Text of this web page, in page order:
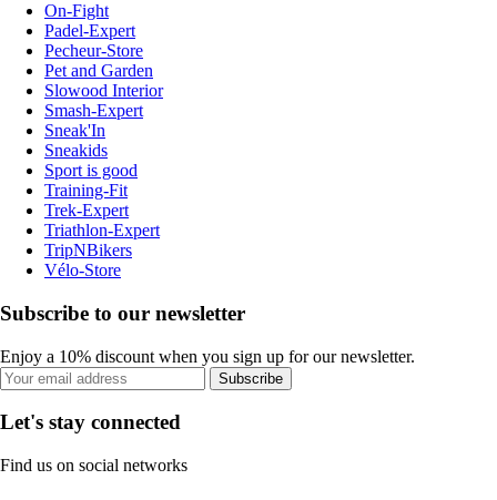
On-Fight
Padel-Expert
Pecheur-Store
Pet and Garden
Slowood Interior
Smash-Expert
Sneak'In
Sneakids
Sport is good
Training-Fit
Trek-Expert
Triathlon-Expert
TripNBikers
Vélo-Store
Subscribe to our newsletter
Enjoy a 10% discount when you sign up for our newsletter.
Subscribe
Let's stay connected
Find us on social networks